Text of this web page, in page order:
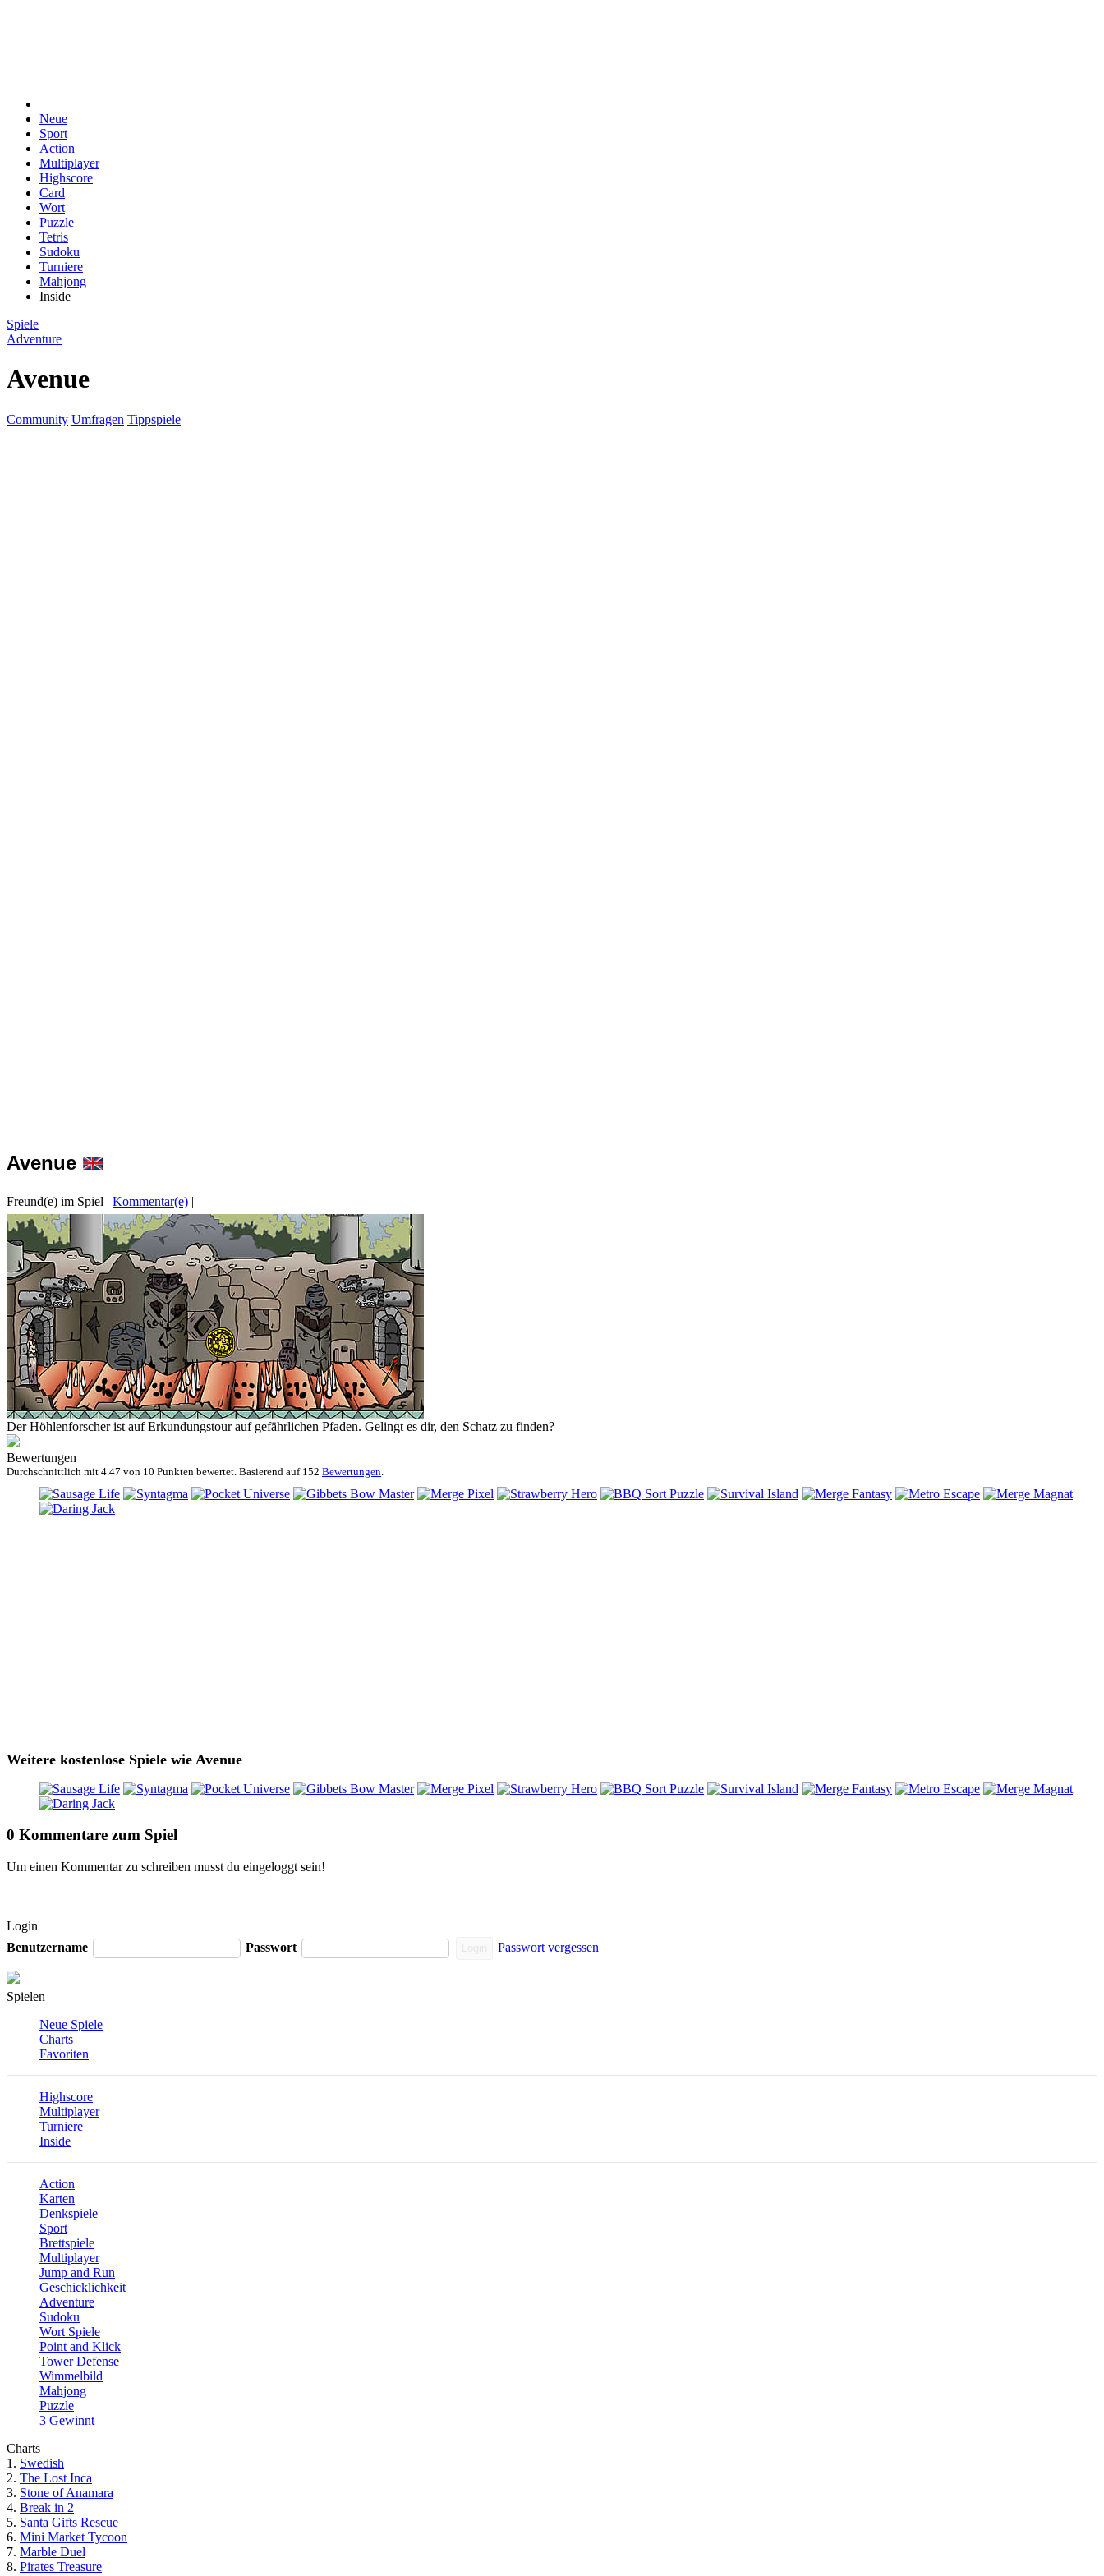
Neue
Sport
Action
Multiplayer
Highscore
Card
Wort
Puzzle
Tetris
Sudoku
Turniere
Mahjong
Inside
Spiele
Adventure
Avenue
Community Umfragen Tippspiele
Avenue
Freund(e) im Spiel | Kommentar(e) |
Der Höhlenforscher ist auf Erkundungstour auf gefährlichen Pfaden. Gelingt es dir, den Schatz zu finden?
Bewertungen
Durchschnittlich mit 4.47 von 10 Punkten bewertet. Basierend auf 152 Bewertungen
Weitere kostenlose Spiele wie Avenue
0 Kommentare zum Spiel
Um einen Kommentar zu schreiben musst du eingeloggt sein!
Login
Benutzername
Passwort Passwort vergessen
Spielen
Neue Spiele
Charts
Favoriten
Highscore
Multiplayer
Turniere
Inside
Action
Karten
Denkspiele
Sport
Brettspiele
Multiplayer
Jump and Run
Geschicklichkeit
Adventure
Sudoku
Wort Spiele
Point and Klick
Tower Defense
Wimmelbild
Mahjong
Puzzle
3 Gewinnt
Charts
1. Swedish
2. The Lost Inca
3. Stone of Anamara
4. Break in 2
5. Santa Gifts Rescue
6. Mini Market Tycoon
7. Marble Duel
8. Pirates Treasure